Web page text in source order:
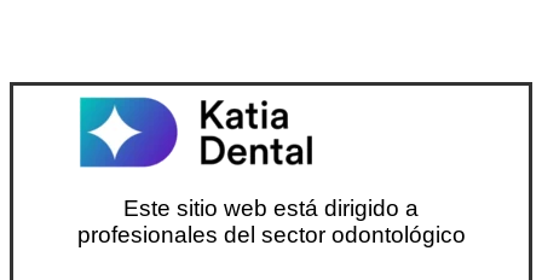
Este sitio web está dirigido a
profesionales del sector odontológico